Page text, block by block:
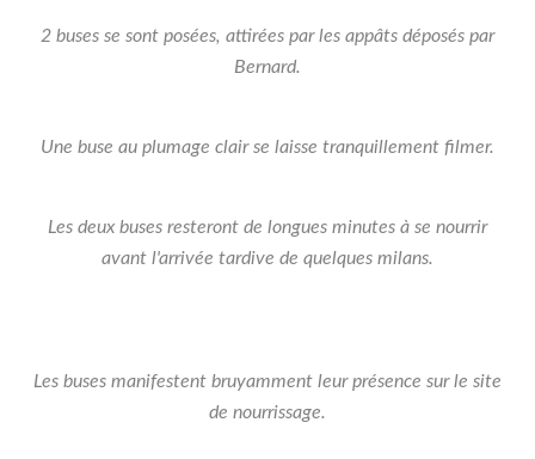
2 buses se sont posées, attirées par les appâts déposés par
Bernard.
Une buse au plumage clair se laisse tranquillement filmer.
Les deux buses resteront de longues minutes à se nourrir
avant l'arrivée tardive de quelques milans.
Les buses manifestent bruyamment leur présence sur le site
de nourrissage.